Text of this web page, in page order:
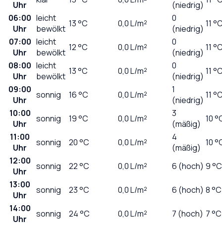
Uhr
(niedrig)
06:00
Uhr
leicht
bewölkt 13°C 0,0L/m²
0
(niedrig) 11
07:00
Uhr
leicht
bewölkt 12°C 0,0L/m²
0
(niedrig) 11
08:00
Uhr
leicht
bewölkt 13°C 0,0L/m²
0
(niedrig) 11
09:00
Uhr
sonnig 16°C 0,0L/m²
1
(niedrig) 11
10:00
Uhr
sonnig 19°C 0,0L/m²
3
(mäßig) 10
11:00
Uhr
sonnig 20°C 0,0L/m²
4
(mäßig) 10
12:00
Uhr
sonnig 22°C 0,0L/m² 6 (hoch) 9 °C
13:00
Uhr
sonnig 23°C 0,0L/m² 6 (hoch) 8 °C
14:00
Uhr
sonnig 24°C 0,0L/m² 7 (hoch) 7 °C